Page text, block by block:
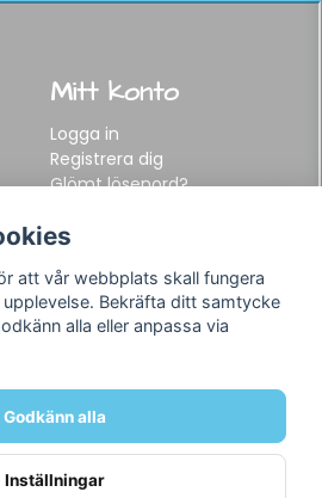
Mitt konto
Logga in
Registrera dig
Glömt lösenord?
Följ oss
att vår webbplats skall fungera
Bekräfta ditt samtycke
alla eller anpassa via
Godkänn alla
Inställningar